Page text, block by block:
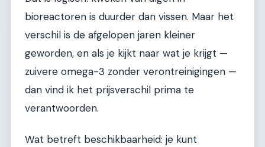
bioreactoren is duurder dan vissen. Maar het
verschil is de afgelopen jaren kleiner
geworden, en als je kijkt naar wat je krijgt —
zuivere omega-3 zonder verontreinigingen —
dan vind ik het prijsverschil prima te
verantwoorden.
Wat betreft beschikbaarheid: je kunt